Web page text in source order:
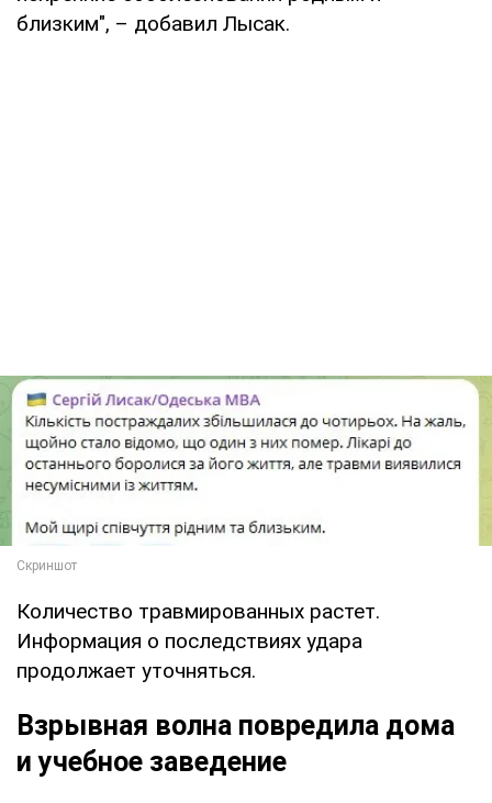
близким", – добавил Лысак.
Количество травмированных растет.
Информация о последствиях удара
продолжает уточняться.
Взрывная волна повредила дома
и учебное заведение